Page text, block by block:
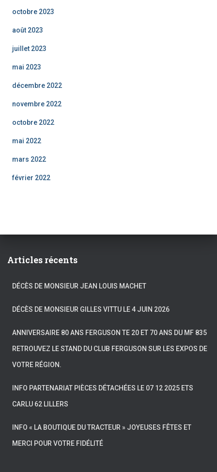
octobre 2023
août 2023
juillet 2023
mai 2023
décembre 2022
novembre 2022
octobre 2022
mai 2022
mars 2022
février 2022
Articles récents
DÉCÈS DE MONSIEUR JEAN LOUIS MACHET
DÉCÈS DE MONSIEUR GILLES VITTU LE 4 JUIN 2026
ANNIVERSAIRE 80 ANS FERGUSON TE 20 ET 70 ANS DU MF 835
RETROUVEZ LE STAND DU CLUB FERGUSON SUR LES EXPOS DE
VOTRE RÉGION.
INFO PARTENARIAT PIÈCES DÉTACHÉES LE 07 12 2025 ETS
CARLU 62 LILLERS
INFO « LA BOUTIQUE DU TRACTEUR » JOYEUSES FÊTES ET
MERCI POUR VOTRE FIDÉLITÉ